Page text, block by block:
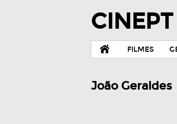
CINEPT
FILMES
João Geraldes